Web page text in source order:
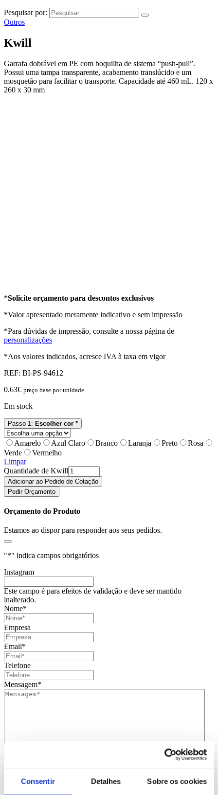
Consentir Detalhes Sobre os cookies
Pesquisar por:
Outros
Kwill
Garrafa dobrável em PE com boquilha de sistema “push-pull”.
Possui uma tampa transparente, acabamento translúcido e um
mosquetão para facilitar o transporte. Capacidade até 460 mL. 120 x
260 x 30 mm
*Solicite orçamento para descontos exclusivos
*Valor apresentado meramente indicativo e sem impressão
*Para dúvidas de impressão, consulte a nossa página de
personalizações
*Aos valores indicados, acresce IVA à taxa em vigor
REF: BI-PS-94612
0.63€ preço base por unidade
Em stock
Passo 1: Escolher cor *
Amarelo Azul Claro Branco Laranja Preto
Rosa
Verde
Vermelho
Limpar
Quantidade de Kwill
Adicionar ao Pedido de Cotação
Pedir Orçamento
Orçamento do Produto
Estamos ao dispor para responder aos seus pedidos.
"*" indica campos obrigatórios
Instagram
Este campo é para efeitos de validação e deve ser mantido
inalterado.
Nome*
Empresa
Email*
Telefone
Mensagem*
Consentimento*
Li e aceito que os meus dados sejam guardados em base de